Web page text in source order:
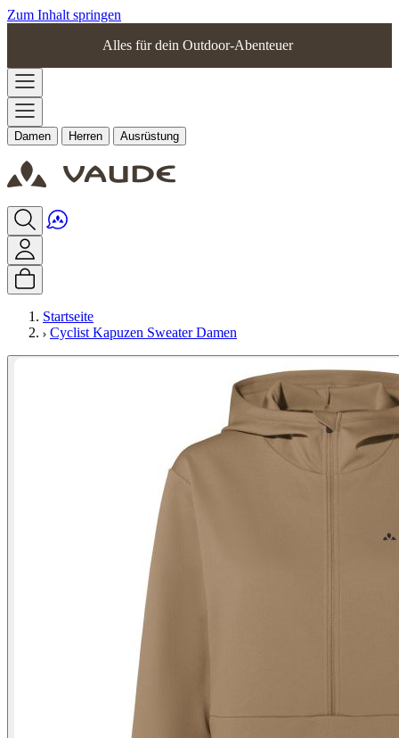
Zum Inhalt springen
Alles für dein Outdoor-Abenteuer
Damen Herren Ausrüstung
Startseite
Cyclist Kapuzen Sweater Damen